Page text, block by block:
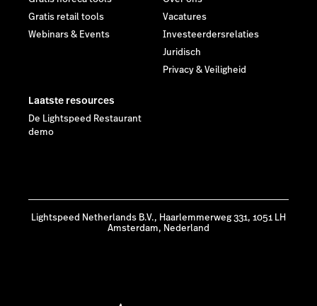
Gratis retail tools
Webinars & Events
Vacatures
Investeerdersrelaties
Juridisch
Privacy & Veiligheid
Laatste resources
De Lightspeed Restaurant
demo
Lightspeed Netherlands B.V., Haarlemmerweg 331, 1051 LH
Amsterdam, Nederland